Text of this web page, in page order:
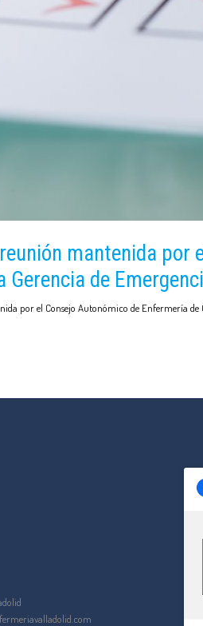
mantenida por
Gerencia de
por el Consejo Autonómico de Enfermería de